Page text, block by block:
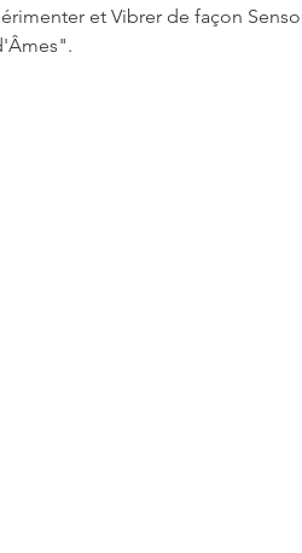
et Vibrer de façon